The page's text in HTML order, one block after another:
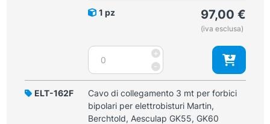
1 pz 97,00 €
(iva esclusa)
-
Cavo
collegamento
3
mt
per
+
ELT-162F
Cavo di collegamento 3 mt per forbici
bipolari per elettrobisturi Martin,
Berchtold, Aesculap GK55, GK60